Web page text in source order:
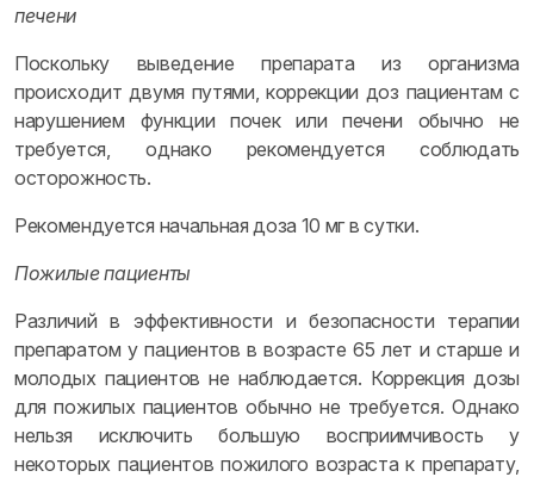
печени
Поскольку выведение препарата из организма
происходит двумя путями, коррекции доз пациентам с
нарушением функции почек или печени обычно не
требуется, однако рекомендуется соблюдать
осторожность.
Рекомендуется начальная доза 10 мг в сутки.
Пожилые пациенты
Различий в эффективности и безопасности терапии
препаратом у пациентов в возрасте 65 лет и старше и
молодых пациентов не наблюдается. Коррекция дозы
для пожилых пациентов обычно не требуется. Однако
нельзя исключить большую восприимчивость у
некоторых пациентов пожилого возраста к препарату,